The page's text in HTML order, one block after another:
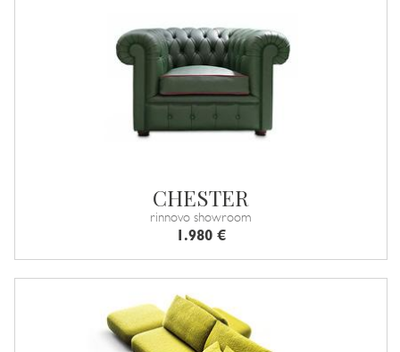
CHESTER
rinnovo showroom
1.980 €